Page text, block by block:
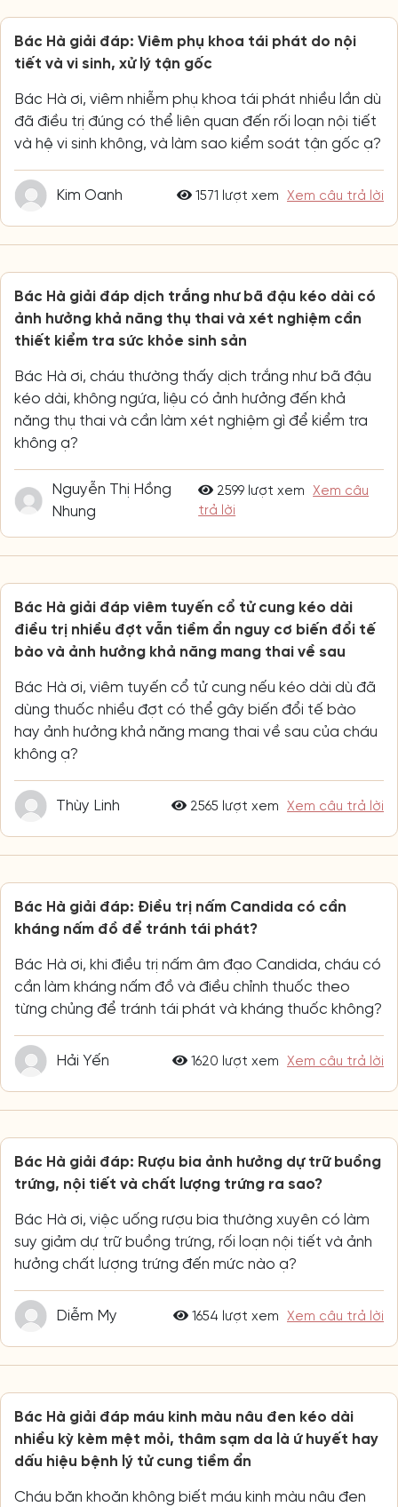
Bác Hà giải đáp: Viêm phụ khoa tái phát do nội
tiết và vi sinh, xử lý tận gốc
Bác Hà ơi, viêm nhiễm phụ khoa tái phát nhiều lần dù
đã điều trị đúng có thể liên quan đến rối loạn nội tiết
và hệ vi sinh không, và làm sao kiểm soát tận gốc ạ?
Kim Oanh 1571 lượt xem Xem câu trả lời
Bác Hà giải đáp dịch trắng như bã đậu kéo dài có
ảnh hưởng khả năng thụ thai và xét nghiệm cần
thiết kiểm tra sức khỏe sinh sản
Bác Hà ơi, cháu thường thấy dịch trắng như bã đậu
kéo dài, không ngứa, liệu có ảnh hưởng đến khả
năng thụ thai và cần làm xét nghiệm gì để kiểm tra
không ạ?
Nguyễn Thị Hồng
Nhung
2599 lượt xem
Xem câu
trả lời
Bác Hà giải đáp viêm tuyến cổ tử cung kéo dài
điều trị nhiều đợt vẫn tiềm ẩn nguy cơ biến đổi tế
bào và ảnh hưởng khả năng mang thai về sau
Bác Hà ơi, viêm tuyến cổ tử cung nếu kéo dài dù đã
dùng thuốc nhiều đợt có thể gây biến đổi tế bào
hay ảnh hưởng khả năng mang thai về sau của cháu
không ạ?
Thùy Linh 2565 lượt xem Xem câu trả lời
Bác Hà giải đáp: Điều trị nấm Candida có cần
kháng nấm đồ để tránh tái phát?
Bác Hà ơi, khi điều trị nấm âm đạo Candida, cháu có
cần làm kháng nấm đồ và điều chỉnh thuốc theo
từng chủng để tránh tái phát và kháng thuốc không?
Hải Yến 1620 lượt xem Xem câu trả lời
Bác Hà giải đáp: Rượu bia ảnh hưởng dự trữ buồng
trứng, nội tiết và chất lượng trứng ra sao?
Bác Hà ơi, việc uống rượu bia thường xuyên có làm
suy giảm dự trữ buồng trứng, rối loạn nội tiết và ảnh
hưởng chất lượng trứng đến mức nào ạ?
Diễm My 1654 lượt xem Xem câu trả lời
Bác Hà giải đáp máu kinh màu nâu đen kéo dài
nhiều kỳ kèm mệt mỏi, thâm sạm da là ứ huyết hay
dấu hiệu bệnh lý tử cung tiềm ẩn
Cháu băn khoăn không biết máu kinh màu nâu đen